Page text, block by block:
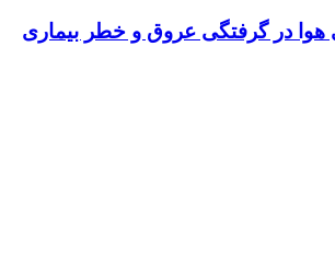
هوا در گرفتگی عروق و خطر بیماری